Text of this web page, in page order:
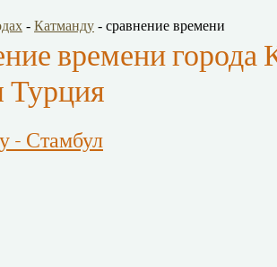
- Катманду - сравнение времени
времени города
Турция
- Стамбул